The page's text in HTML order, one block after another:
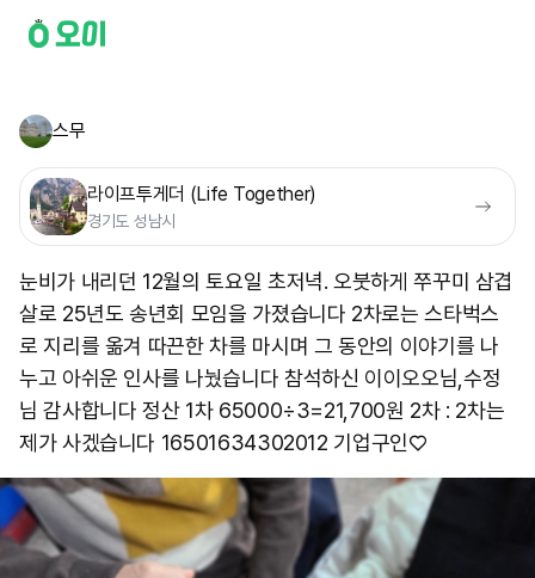
스무
라이프투게더 (Life Together)
경기도 성남시
눈비가 내리던 12월의 토요일 초저녁. 오붓하게 쭈꾸미 삼겹
살로 25년도 송년회 모임을 가졌습니다 2차로는 스타벅스
로 지리를 옮겨 따끈한 차를 마시며 그 동안의 이야기를 나
누고 아쉬운 인사를 나눴습니다 참석하신 이이오오님,수정
님 감사합니다 정산 1차 65000÷3=21,700원 2차 : 2차는
제가 사겠습니다 16501634302012 기업구인♡